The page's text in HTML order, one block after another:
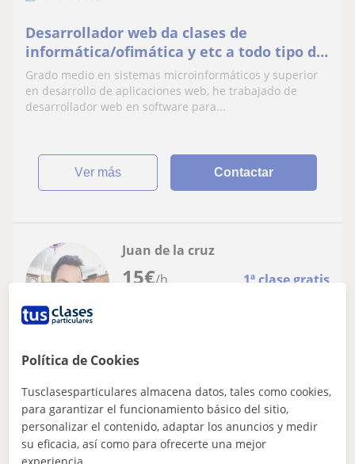
Desarrollador web da clases de
informática/ofimática y etc a todo tipo de
edades
Grado medio en sistemas microinformáticos y superior
en desarrollo de aplicaciones web, he trabajado de
desarrollador web en software para...
ver más Contactar
15€/h 1ª clase gratis
Juan de la cruz
Informática: Linux, Redes
Formador en informática para todos los
niveles y edades
Soy un profesional técnico con formación en Sistemas
Política de Cookies
Tusclasesparticulares almacena datos, tales como cookies,
para garantizar el funcionamiento básico del sitio,
personalizar el contenido, adaptar los anuncios y medir
su eficacia, así como para ofrecerte una mejor
experiencia.